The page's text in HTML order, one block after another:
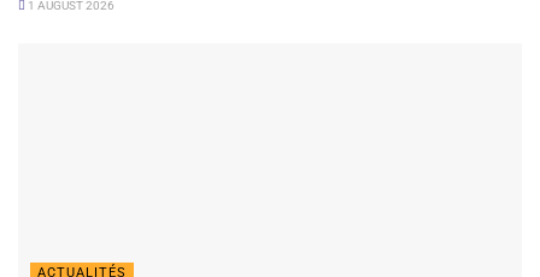
1 AUGUST 2026
ACTUALITÉS